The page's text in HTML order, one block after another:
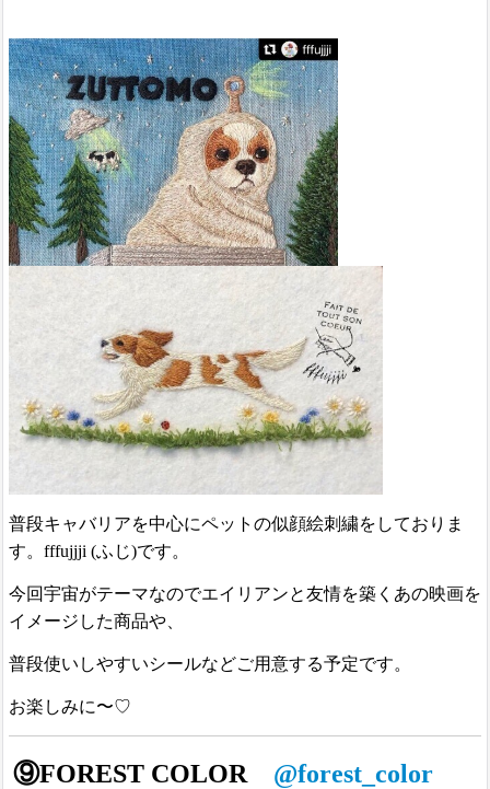
普段キャバリアを中心にペットの似顔絵刺繍をしておりま
す。fffujjji (ふじ)です。
今回宇宙がテーマなのでエイリアンと友情を築くあの映画を
イメージした商品や、
普段使いしやすいシールなどご用意する予定です。
お楽しみに〜♡
⑨FOREST COLOR @forest_color